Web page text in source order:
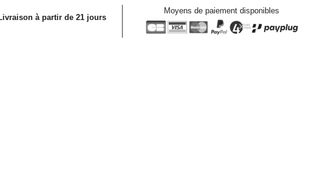
à partir de 21 jours
Moyens de paiement disponibles